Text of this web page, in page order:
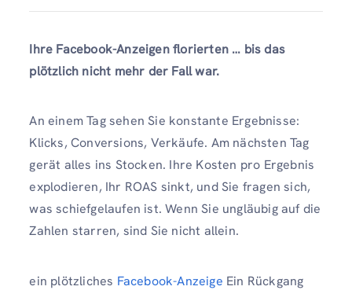
Ihre Facebook-Anzeigen florierten … bis das
plötzlich nicht mehr der Fall war.
An einem Tag sehen Sie konstante Ergebnisse:
Klicks, Conversions, Verkäufe. Am nächsten Tag
gerät alles ins Stocken. Ihre Kosten pro Ergebnis
explodieren, Ihr ROAS sinkt, und Sie fragen sich,
was schiefgelaufen ist. Wenn Sie ungläubig auf die
Zahlen starren, sind Sie nicht allein.
ein plötzliches Facebook-Anzeige Ein Rückgang